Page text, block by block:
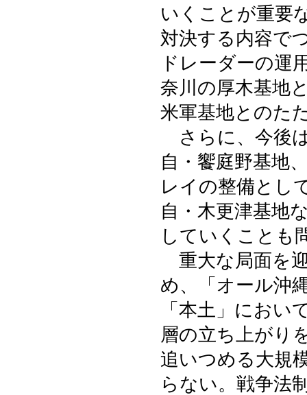
いくことが重要
対決する内容で
ドレーダーの運
奈川の厚木基地
米軍基地とのた
さらに、今後
自・饗庭野基地
レイの整備とし
自・木更津基地
していくことも
重大な局面を
め、「オール沖
「本土」におい
層の立ち上がり
追いつめる大規
らない。戦争法